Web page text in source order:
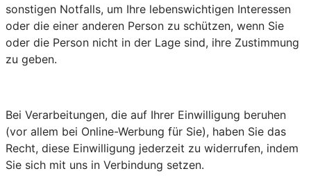
sonstigen Notfalls, um Ihre lebenswichtigen Interessen
oder die einer anderen Person zu schützen, wenn Sie
oder die Person nicht in der Lage sind, ihre Zustimmung
zu geben.
Bei Verarbeitungen, die auf Ihrer Einwilligung beruhen
(vor allem bei Online-Werbung für Sie), haben Sie das
Recht, diese Einwilligung jederzeit zu widerrufen, indem
Sie sich mit uns in Verbindung setzen.